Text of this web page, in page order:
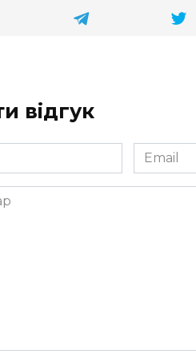
відгук
Email
*